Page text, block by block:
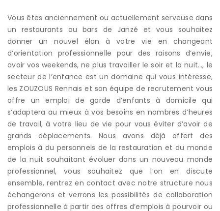
Vous êtes anciennement ou actuellement serveuse dans
un restaurants ou bars de Janzé et vous souhaitez
donner un nouvel élan à votre vie en changeant
d’orientation professionnelle pour des raisons d’envie,
avoir vos weekends, ne plus travailler le soir et la nuit…, le
secteur de l’enfance est un domaine qui vous intéresse,
les ZOUZOUS Rennais et son équipe de recrutement vous
offre un emploi de garde d’enfants à domicile qui
s’adaptera au mieux à vos besoins en nombres d’heures
de travail, à votre lieu de vie pour vous éviter d’avoir de
grands déplacements. Nous avons déjà offert des
emplois à du personnels de la restauration et du monde
de la nuit souhaitant évoluer dans un nouveau monde
professionnel, vous souhaitez que l’on en discute
ensemble, rentrez en contact avec notre structure nous
échangerons et verrons les possibilités de collaboration
professionnelle à partir des offres d’emplois à pourvoir ou